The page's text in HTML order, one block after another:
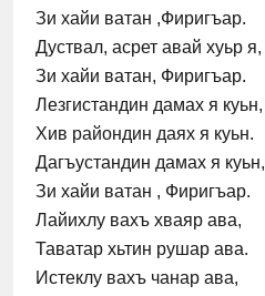
Зи хайи ватан ,Фиригъар.
Дуствал, асрет авай хуьр я,
Зи хайи ватан, Фиригъар.
Лезгистандин дамах я куьн,
Хив райондин даях я куьн.
Дагъустандин дамах я куьн,
Зи хайи ватан , Фиригъар.
Лайихлу вахъ хваяр ава,
Таватар хьтин рушар ава.
Истеклу вахъ чанар ава,